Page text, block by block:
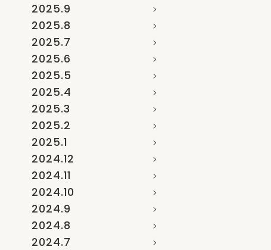
2025.9
2025.8
2025.7
2025.6
2025.5
2025.4
2025.3
2025.2
2025.1
2024.12
2024.11
2024.10
2024.9
2024.8
2024.7